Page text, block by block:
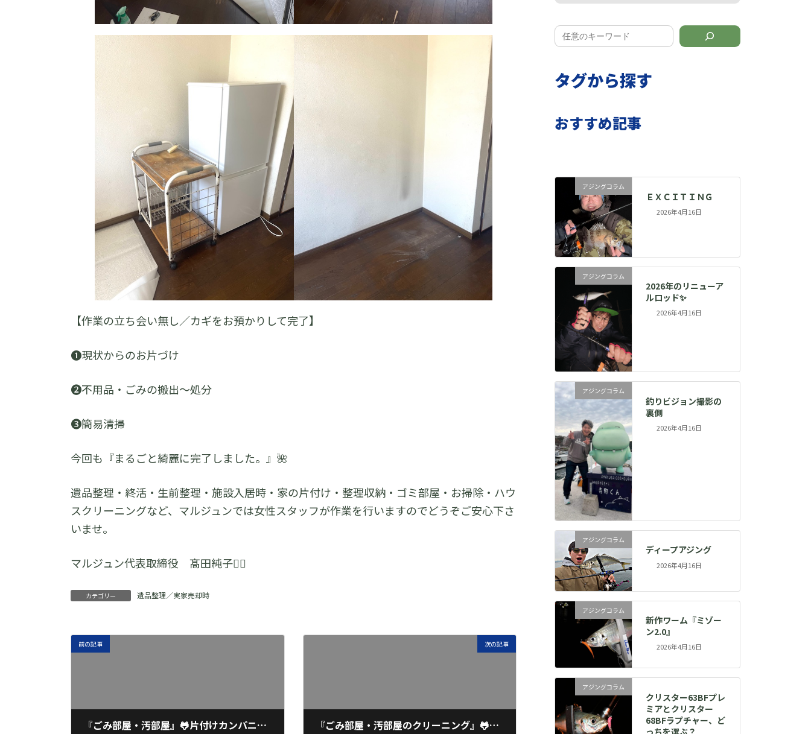
【作業の立ち会い無し／カギをお預かりして完了】
➊現状からのお片づけ
➋不用品・ごみの搬出～処分
➌簡易清掃
今回も『まるごと綺麗に完了しました。』🌺
遺品整理・終活・生前整理・施設入居時・家の片付け・整理収納・ゴミ部屋・お掃除・ハウ
スクリーニングなど、マルジュンでは女性スタッフが作業を行いますのでどうぞご安心下さ
いませ。
マルジュン代表取締役 髙田純子🙇‍♀️
カテゴリー 遺品整理／実家売却時
前の記事
『ごみ部屋・汚部屋』🐸片付けカンパニー・マルジュン／女性スタッフ／福岡
次の記事
『ごみ部屋・汚部屋のクリーニング』🐸片付けカンパニー・マルジュン／女性スタッフ／福岡
タグから探す
おすすめ記事
アジングコラム
ＥＸＣＩＴＩＮＧ
2026年4月16日
アジングコラム
2026年のリニューア
ルロッド✨
2026年4月16日
アジングコラム
釣りビジョン撮影の
裏側
2026年4月16日
アジングコラム
ディープアジング
2026年4月16日
アジングコラム
新作ワーム『ミゾー
ン2.0』
2026年4月16日
アジングコラム
クリスター63BFプレ
ミアとクリスター
68BFラプチャー、ど
っちを選ぶ？